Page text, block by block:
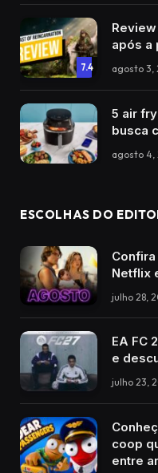
7.4
após a
agosto 3,
5 air
busca
agosto 4,
ESCOLHAS DO
Netflix
julho 28,
EA FC
e
julho 23,
coop
entre